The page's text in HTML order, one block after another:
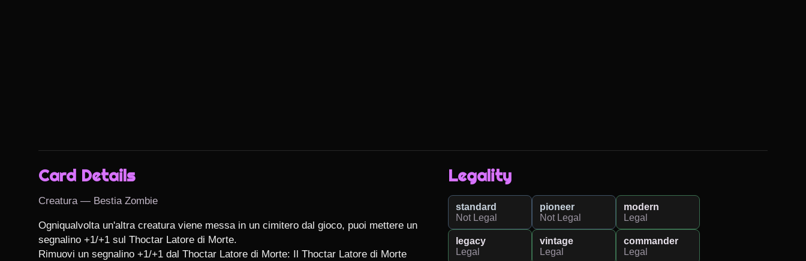
Card Details
Creatura — Bestia Zombie
Ogniqualvolta un'altra creatura viene messa in un cimitero dal gioco, puoi mettere un
segnalino +1/+1 sul Thoctar Latore di Morte.
Rimuovi un segnalino +1/+1 dal Thoctar Latore di Morte: Il Thoctar Latore di Morte
Legality
standard
Not Legal
pioneer
Not Legal
modern
Legal
legacy
Legal
vintage
Legal
commander
Legal